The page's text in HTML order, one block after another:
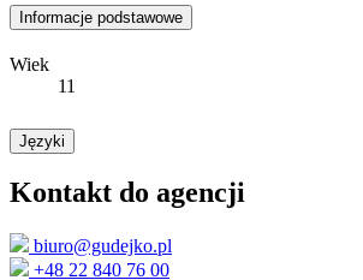
Informacje podstawowe
Wiek
11
Języki
Kontakt do agencji
biuro@gudejko.pl
+48 22 840 76 00